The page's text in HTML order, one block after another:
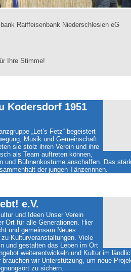
Raiffeisenbank Niederschlesien eG
Ihre Stimme!
Kodersdorf 1951
„Let’s Fetz“ begeistert
Musik und Gemeinschaft.
sie stolz ihren Verein und ihre
als Team auftreten können,
und Bühnenkostüme anschaffen. Das
der jungen Tänzerinnen.
e.V.
und Ideen Unser Verein
Ort für alle Generationen. Hier
und gemeinsam Neues
Kulturveranstaltungen. Viele
und gestalten das Leben im Ort
weiterentwickeln und Kultur im
wir Unterstützung, um neue
zu sichern.